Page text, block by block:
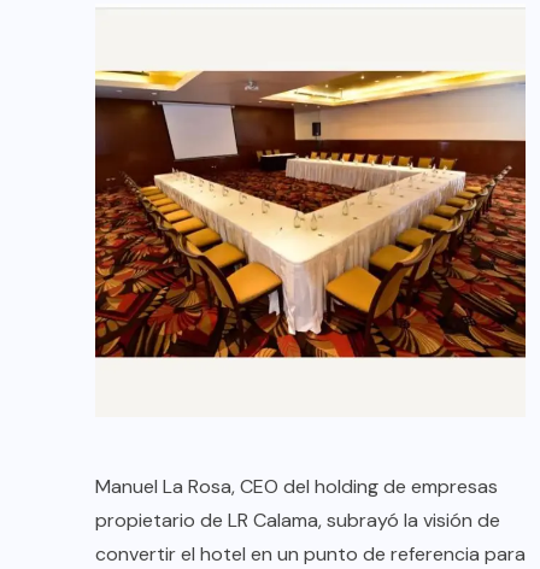
Manuel La Rosa, CEO del holding de empresas
propietario de LR Calama, subrayó la visión de
convertir el hotel en un punto de referencia para